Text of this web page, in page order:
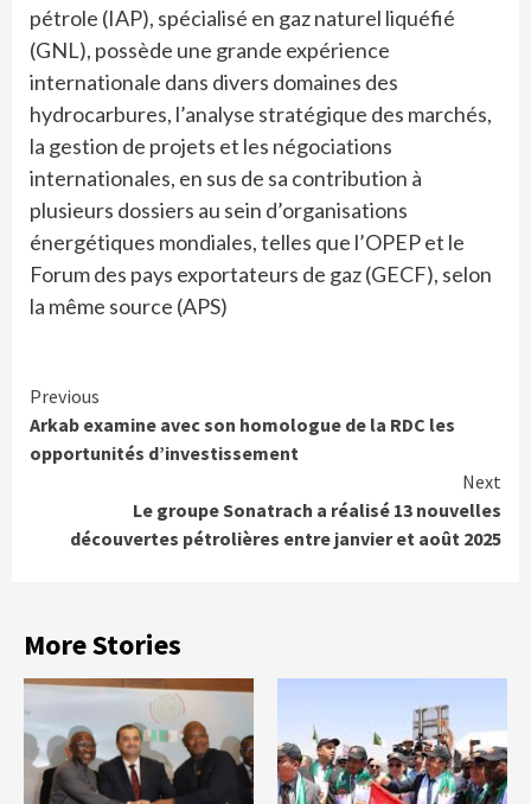
pétrole (IAP), spécialisé en gaz naturel liquéfié
(GNL), possède une grande expérience
internationale dans divers domaines des
hydrocarbures, l’analyse stratégique des marchés,
la gestion de projets et les négociations
internationales, en sus de sa contribution à
plusieurs dossiers au sein d’organisations
énergétiques mondiales, telles que l’OPEP et le
Forum des pays exportateurs de gaz (GECF), selon
la même source (APS)
Continue
Reading
Previous
Arkab examine avec son homologue de la RDC les
opportunités d’investissement
Next
Le groupe Sonatrach a réalisé 13 nouvelles
découvertes pétrolières entre janvier et août 2025
More Stories